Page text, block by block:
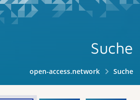
Suche
open-access.network Suche